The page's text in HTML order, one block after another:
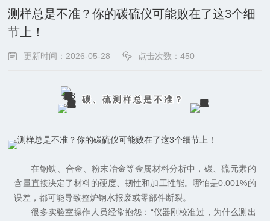
测样总是不准？你的碳硫仪可能败在了这3个细
节上！
更新时间：2026-05-28 点击次数：450
碳、硫测样总是不准？
在钢铁、合金、粉末冶金等金属材料分析中，碳、硫元素的
含量直接决定了材料的硬度、韧性和加工性能。哪怕是0.001%的
误差，都可能导致整炉钢水报废或零部件断裂。
很多实验室操作人员经常抱怨：“仪器刚校准过，为什么测出